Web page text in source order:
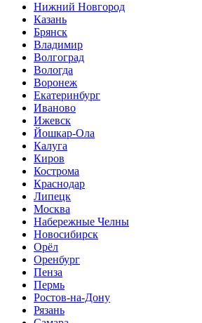
Нижний Нoвгород
Казань
Брянск
Владимир
Волгоград
Вологда
Воронеж
Екатеринбург
Иваново
Ижевск
Йошкар-Ола
Калуга
Киров
Кострома
Краснодар
Липецк
Москва
Набережные Челны
Новосибирск
Орёл
Оренбург
Пенза
Пермь
Ростов-на-Дону
Рязань